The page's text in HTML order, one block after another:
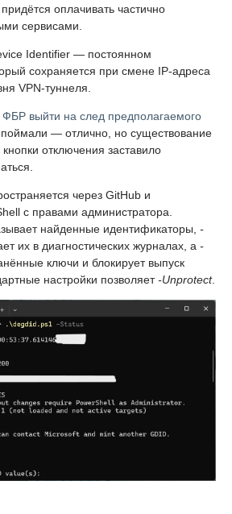
оплачивать частично
сервисами.
Identifier — постоянном
сохраняется при смене IP-адреса
VPN-туннеля.
ФБР выйти на след предполагаемого
поймали — отлично, но существование
отключения заставило
через GitHub и
с правами администратора.
найденные идентификаторы, -
их в диагностических журналах, а -
ключи и блокирует выпуск
настройки позволяет-Unprotect.